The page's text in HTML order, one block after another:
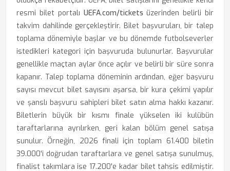
resmi bilet portalı UEFA.com/tickets üzerinden belirli bir
takvim dahilinde gerçekleştirir. Bilet başvuruları, bir talep
toplama dönemiyle başlar ve bu dönemde futbolseverler
istedikleri kategori için başvuruda bulunurlar. Başvurular
genellikle maçtan aylar önce açılır ve belirli bir süre sonra
kapanır. Talep toplama döneminin ardından, eğer başvuru
sayısı mevcut bilet sayısını aşarsa, bir kura çekimi yapılır
ve şanslı başvuru sahipleri bilet satın alma hakkı kazanır.
Biletlerin büyük bir kısmı finale yükselen iki kulübün
taraftarlarına ayrılırken, geri kalan bölüm genel satışa
sunulur. Örneğin, 2026 finali için toplam 61.400 biletin
39.000'i doğrudan taraftarlara ve genel satışa sunulmuş,
finalist takımlara ise 17.200'e kadar bilet tahsis edilmiştir.